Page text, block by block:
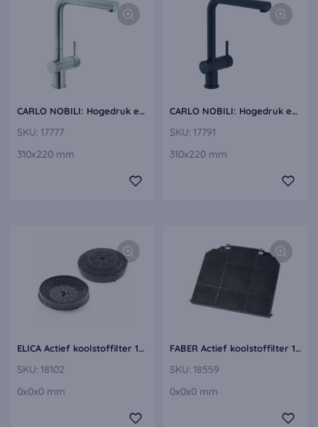
CARLO NOBILI: Hogedruk eengreepsmengkraan Live met sproeikop, Mengkraan 17777
SKU: 17777
310x220 mm
CARLO NOBILI: Hogedruk eengreepsmengkraan Live met sproeikop, Mengkraan mat 17791
SKU: 17791
310x220 mm
ELICA Actief koolstoffilter 18102
SKU: 18102
0x0x0 mm
FABER Actief koolstoffilter 18559
SKU: 18559
0x0x0 mm